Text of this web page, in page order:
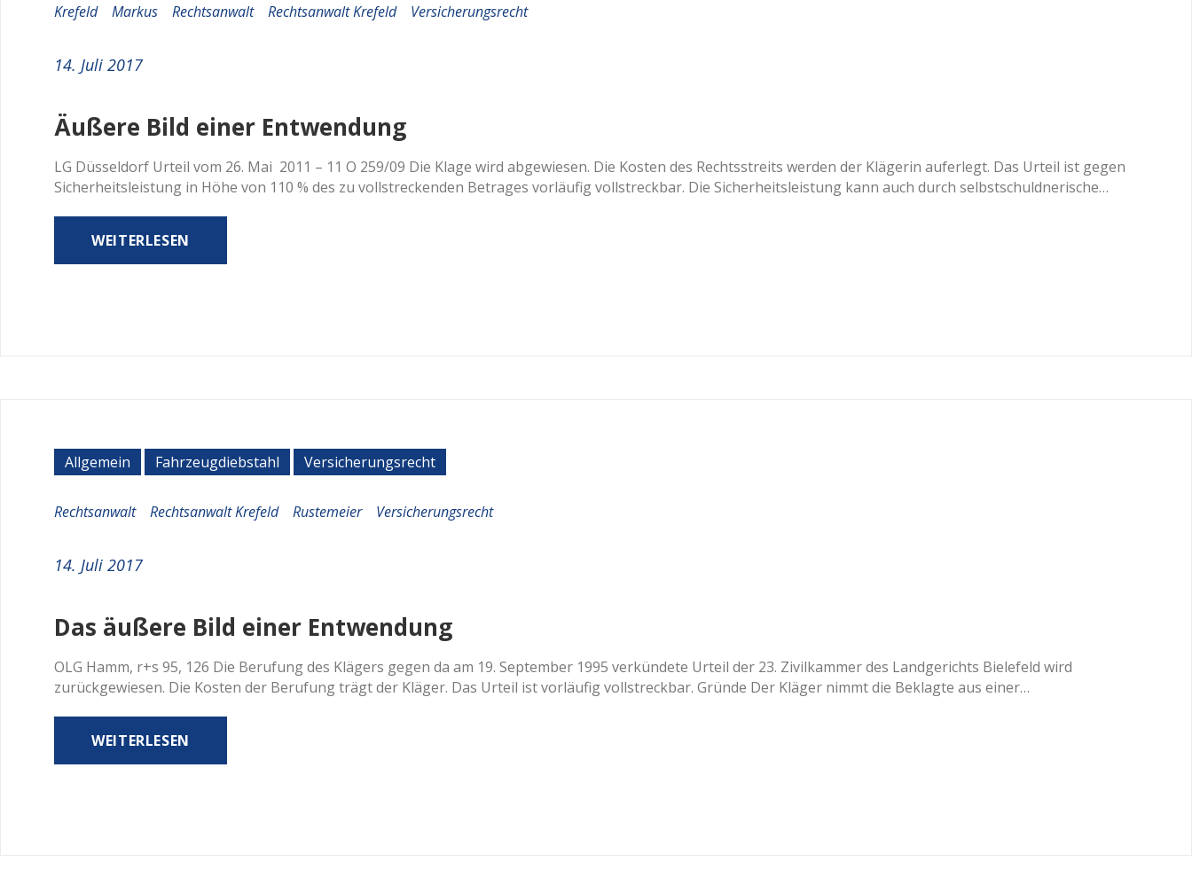
Krefeld Markus Rechtsanwalt Rechtsanwalt Krefeld Versicherungsrecht
14. Juli 2017
Äußere Bild einer Entwendung
LG Düsseldorf Urteil vom 26. Mai 2011 – 11 O 259/09 Die Klage wird abgewiesen. Die Kosten des Rechtsstreits werden der Klägerin auferlegt. Das Urteil ist gegen
Sicherheitsleistung in Höhe von 110 % des zu vollstreckenden Betrages vorläufig vollstreckbar. Die Sicherheitsleistung kann auch durch selbstschuldnerische…
WEITERLESEN
Allgemein Fahrzeugdiebstahl Versicherungsrecht
Rechtsanwalt Rechtsanwalt Krefeld Rustemeier Versicherungsrecht
14. Juli 2017
Das äußere Bild einer Entwendung
OLG Hamm, r+s 95, 126 Die Berufung des Klägers gegen da am 19. September 1995 verkündete Urteil der 23. Zivilkammer des Landgerichts Bielefeld wird
zurückgewiesen. Die Kosten der Berufung trägt der Kläger. Das Urteil ist vorläufig vollstreckbar. Gründe Der Kläger nimmt die Beklagte aus einer…
WEITERLESEN